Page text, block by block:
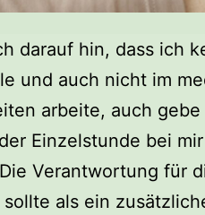
darauf hin, dass ich
und auch nicht im
arbeite, auch
Einzelstunde bei
Verantwortung für
als ein